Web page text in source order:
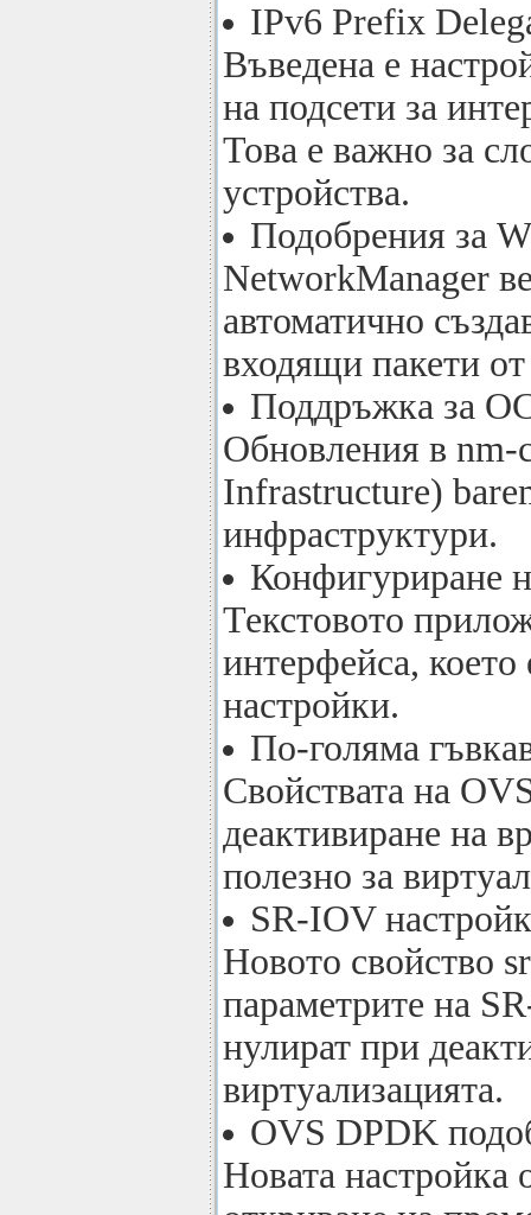
IPv6 Prefix
Въведена е
на подсети за
Това е важно за
устройства.
Подобрения за
NetworkManager
автоматично
входящи пакети
Поддръжка за
Обновления в nm-
Infrastructure)
инфраструктури.
Конфигуриране
Текстовото
интерфейса,
настройки.
По-голяма
Свойствата на
деактивиране на
полезно за
SR-IOV
Новото свойство
параметрите на
нулират при
виртуализацията.
OVS DPDK
Новата настройка